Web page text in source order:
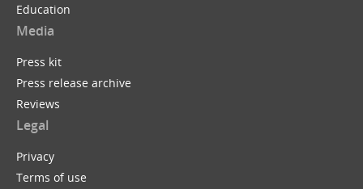
Education
Media
Press kit
Press release archive
Reviews
Legal
Privacy
Terms of use